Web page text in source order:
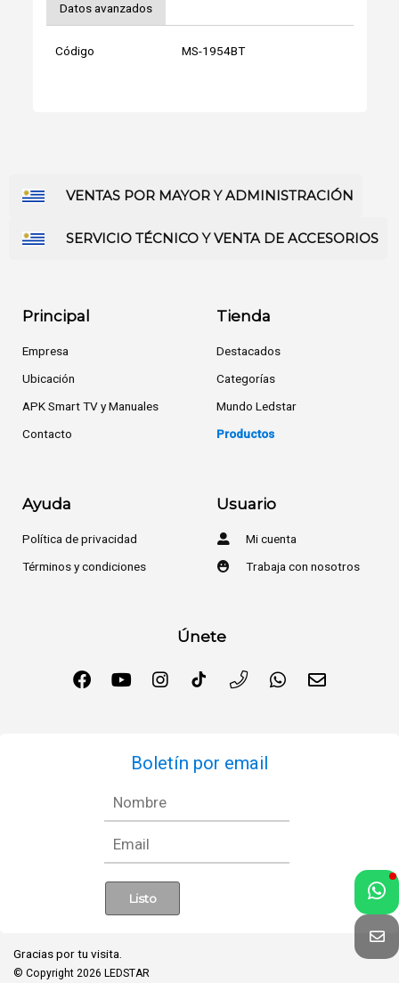
Datos avanzados
Código MS-1954BT
VENTAS POR MAYOR Y ADMINISTRACIÓN
SERVICIO TÉCNICO Y VENTA DE ACCESORIOS
Principal
Empresa
Ubicación
APK Smart TV y Manuales
Contacto
Tienda
Destacados
Categorías
Mundo Ledstar
Productos
Ayuda
Política de privacidad
Términos y condiciones
Usuario
Mi cuenta
Trabaja con nosotros
Únete
Boletín por email
Gracias por tu visita.
© Copyright 2026 LEDSTAR